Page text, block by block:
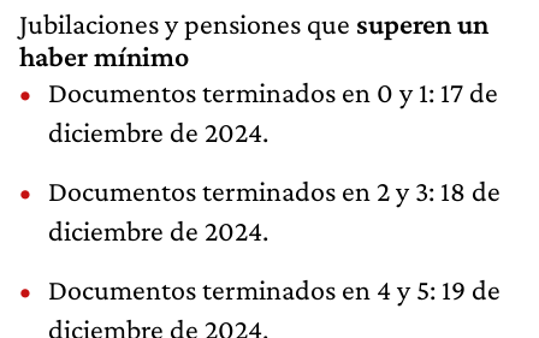
Jubilaciones y pensiones que superen un
haber mínimo
Documentos terminados en 0 y 1: 17 de
diciembre de 2024.
Documentos terminados en 2 y 3: 18 de
diciembre de 2024.
Documentos terminados en 4 y 5: 19 de
diciembre de 2024.